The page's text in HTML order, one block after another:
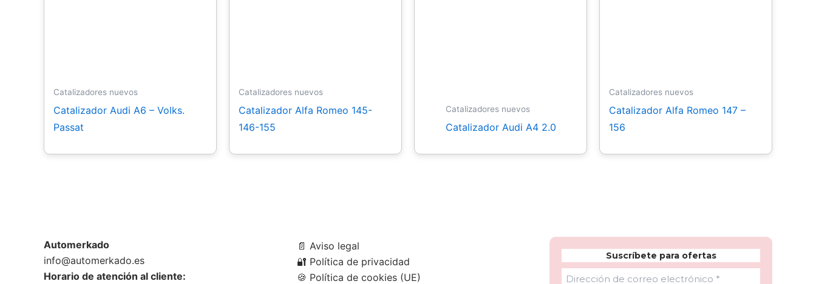
Catalizadores nuevos
Catalizador Audi A6 – Volks.
Passat
Catalizadores nuevos
Catalizador Alfa Romeo 145-
146-155
Catalizadores nuevos
Catalizador Audi A4 2.0
Catalizadores nuevos
Catalizador Alfa Romeo 147 –
156
Automerkado
info@automerkado.es
Horario de atención al cliente:
📄 Aviso legal
🔐 Política de privacidad
🍪 Política de cookies (UE)
Suscríbete para ofertas